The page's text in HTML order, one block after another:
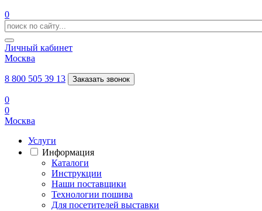
0
Личный кабинет
Москва
8 800 505 39 13 Заказать звонок
0
0
Москва
Услуги
Информация
Каталоги
Инструкции
Наши поставщики
Технологии пошива
Для посетителей выставки